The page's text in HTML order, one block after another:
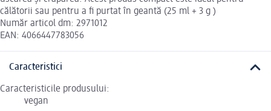
călătorii sau pentru a fi purtat în geantă (25 ml + 3 g )
Număr articol dm: 2971012
EAN: 4066447783056
Caracteristici
Caracteristicile produsului:
vegan